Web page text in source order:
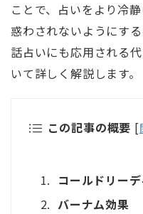
ことで、占いをより冷
惑わされないようにす
話占いにも応用される
いて詳しく解説します。
この記事の概要 [
コールドリー
バーナム効果